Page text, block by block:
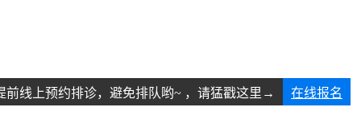
线上预约排诊，避免排队哟~ ，请猛戳这里→ 在线报名